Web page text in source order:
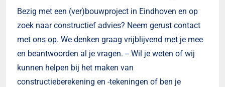
Bezig met een (ver)bouwproject in Eindhoven en op
zoek naar constructief advies? Neem gerust contact
met ons op. We denken graag vrijblijvend met je mee
en beantwoorden al je vragen. -- Wil je weten of wij
kunnen helpen bij het maken van
constructieberekening en -tekeningen of ben je